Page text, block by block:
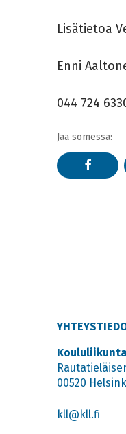
Lisätietoa
Enni
044 724
Jaa somessa:
00520
kll@kll.fi